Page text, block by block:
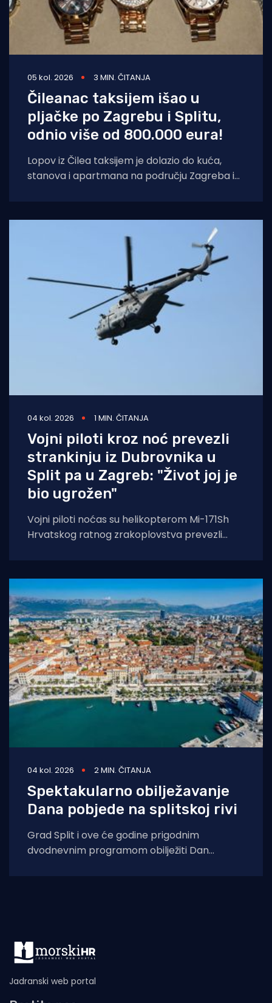
05 kol. 2026 3 MIN. ČITANJA
Čileanac taksijem išao u
pljačke po Zagrebu i Splitu,
odnio više od 800.000 eura!
Lopov iz Čilea taksijem je dolazio do kuća,
stanova i apartmana na području Zagreba i
04 kol. 2026 1 MIN. ČITANJA
Vojni piloti kroz noć prevezli
strankinju iz Dubrovnika u
Split pa u Zagreb: "Život joj je
bio ugrožen"
Vojni piloti noćas su helikopterom Mi-171Sh
Hrvatskog ratnog zrakoplovstva prevezli
04 kol. 2026 2 MIN. ČITANJA
Spektakularno obilježavanje
Dana pobjede na splitskoj rivi
Grad Split i ove će godine prigodnim
dvodnevnim programom obilježiti Dan
Jadranski web portal